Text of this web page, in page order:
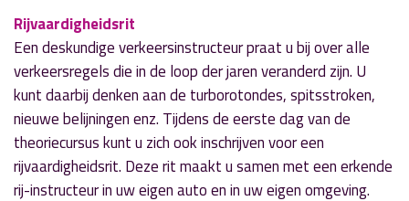
Rijvaardigheidsrit
Een deskundige verkeersinstructeur praat u bij over alle
verkeersregels die in de loop der jaren veranderd zijn. U
kunt daarbij denken aan de turborotondes, spitsstroken,
nieuwe belijningen enz. Tijdens de eerste dag van de
theoriecursus kunt u zich ook inschrijven voor een
rijvaardigheidsrit. Deze rit maakt u samen met een erkende
rij-instructeur in uw eigen auto en in uw eigen omgeving.